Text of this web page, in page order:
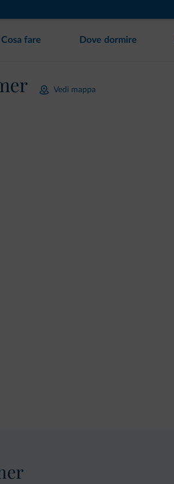
Cosa fare Dove dormire
Vedi mappa